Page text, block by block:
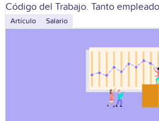
Código del Trabajo. Tanto
deben estar
Artículo Salario